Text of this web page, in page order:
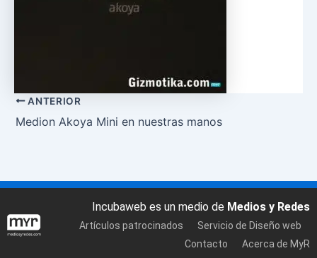
ANTERIOR
Medion Akoya Mini en nuestras manos
Incubaweb es un medio de Medios y Redes
Artículos patrocinados
Servicio de Diseño web
Contacto
Acerca de MyR